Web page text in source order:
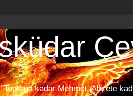
"Toprağa kadar Mehmet, Ahirete